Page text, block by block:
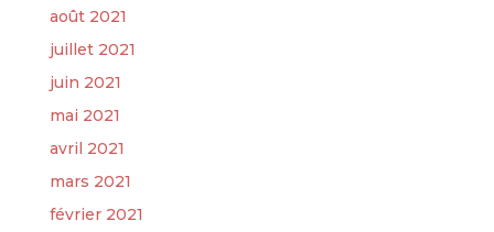
août 2021
juillet 2021
juin 2021
mai 2021
avril 2021
mars 2021
février 2021